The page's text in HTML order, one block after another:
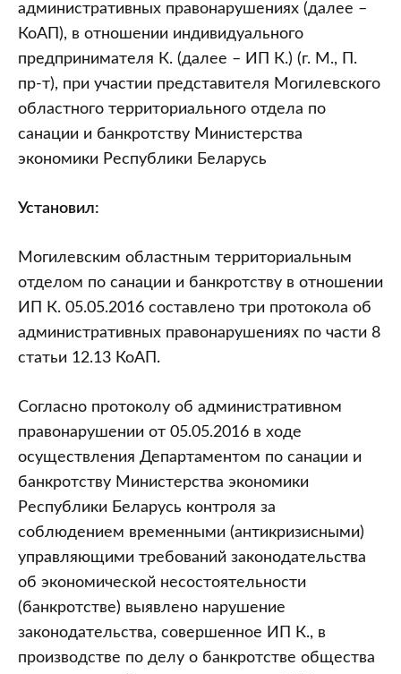
административных правонарушениях (далее –
КоАП), в отношении индивидуального
предпринимателя К. (далее – ИП К.) (г. М., П.
пр-т), при участии представителя Могилевского
областного территориального отдела по
санации и банкротству Министерства
экономики Республики Беларусь
Установил:
Могилевским областным территориальным
отделом по санации и банкротству в отношении
ИП К. 05.05.2016 составлено три протокола об
административных правонарушениях по части 8
статьи 12.13 КоАП.
Согласно протоколу об административном
правонарушении от 05.05.2016 в ходе
осуществления Департаментом по санации и
банкротству Министерства экономики
Республики Беларусь контроля за
соблюдением временными (антикризисными)
управляющими требований законодательства
об экономической несостоятельности
(банкротстве) выявлено нарушение
законодательства, совершенное ИП К., в
производстве по делу о банкротстве общества